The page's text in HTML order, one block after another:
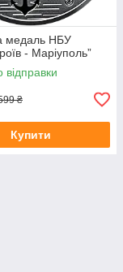
медаль НБУ
- Маріуполь”
відправки
₴
Купити